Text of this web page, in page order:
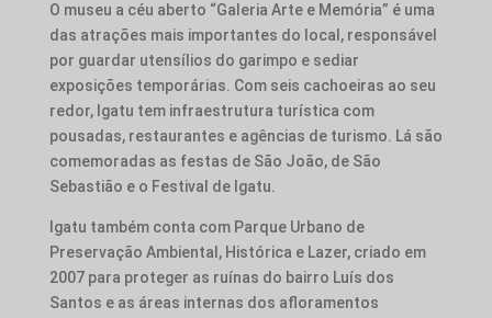
O museu a céu aberto “Galeria Arte e Memória” é uma
das atrações mais importantes do local, responsável
por guardar utensílios do garimpo e sediar
exposições temporárias. Com seis cachoeiras ao seu
redor, Igatu tem infraestrutura turística com
pousadas, restaurantes e agências de turismo. Lá são
comemoradas as festas de São João, de São
Sebastião e o Festival de Igatu.
Igatu também conta com Parque Urbano de
Preservação Ambiental, Histórica e Lazer, criado em
2007 para proteger as ruínas do bairro Luís dos
Santos e as áreas internas dos afloramentos